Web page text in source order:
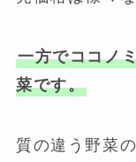
一方でココノ
菜です。
質の違う野菜